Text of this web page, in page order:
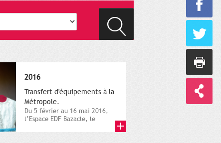
2016
Transfert d'équipements à la
Métropole.
Du 5 février au 16 mai 2016,
l’Espace EDF Bazacle, le